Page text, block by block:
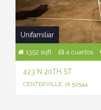
Unifamiliar
1352 sqft 4 cuartos
423 N 20TH ST
CENTERVILLE, IA 52544